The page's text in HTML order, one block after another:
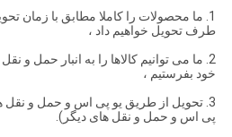
1. ما محصولات را کاملا مطابق با زمان
طرف تحویل خواهیم داد ،
2. ما می توانیم کالاها را به انبار حمل و
خود بفرستیم ،
3. تحویل از طریق یو پی اس و حمل و نقل
پی اس و حمل و نقل های دیگر).